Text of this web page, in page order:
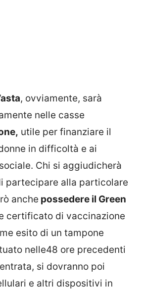
, ovviamente, sarà
nelle casse
utile per finanziare il
in difficoltà e ai
Chi si aggiudicherà
partecipare alla particolare
anche possedere il Green
certificato di vaccinazione
esito di un tampone
nelle48 ore precedenti
si dovranno poi
e altri dispositivi in